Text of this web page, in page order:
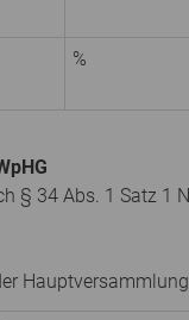
%
§ 34 Abs. 1 Satz 1